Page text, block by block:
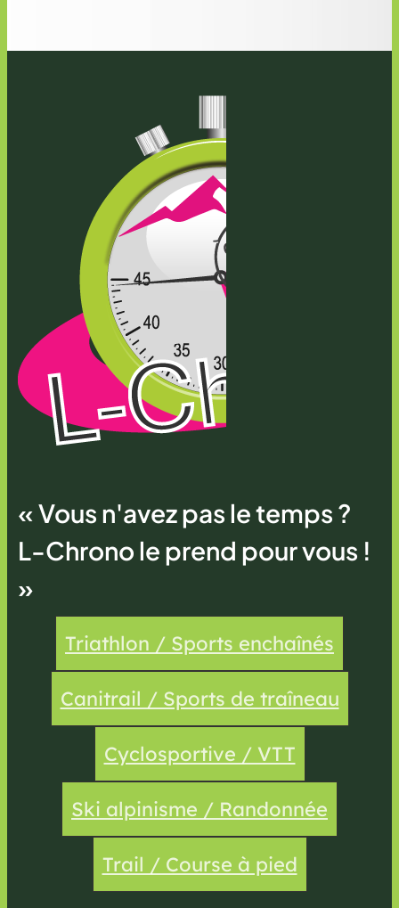
« Vous n'avez pas le temps ?
L-Chrono le prend pour vous !
»
Triathlon / Sports enchaînés
Canitrail / Sports de traîneau
Cyclosportive / VTT
Ski alpinisme / Randonnée
Trail / Course à pied